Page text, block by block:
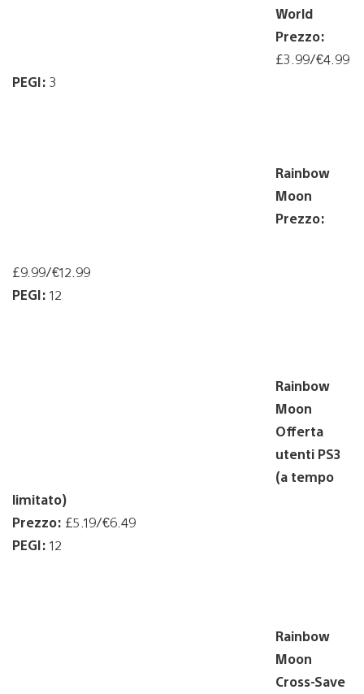
World
Prezzo:
£3.99/€4.99
PEGI: 3
Rainbow
Moon
Prezzo:
£9.99/€12.99
PEGI: 12
Rainbow
Moon
Offerta
utenti PS3
(a tempo
limitato)
Prezzo: £5.19/€6.49
PEGI: 12
Rainbow
Moon
Cross-Save